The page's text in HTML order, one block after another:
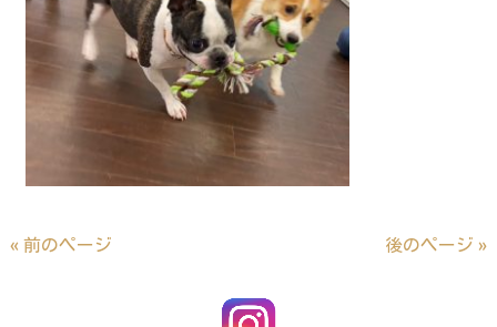
« 前のページ 後のページ »